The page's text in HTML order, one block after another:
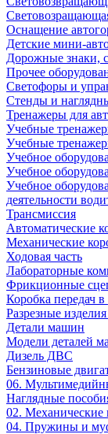
Оснащение
Детские мини-
Дорожные знаки,
Прочее
Светофоры и
Стенды и
Тренажеры для
Учебные
Учебные
Учебное
Учебное
Учебное
деятельности
Трансмиссия
Автоматические
Механические
Ходовая часть
Лабораторные
Фрикционные
Коробка передач в
Разрезные
Детали машин
Модели деталей
Дизель ДВС
Бензиновые
06.
Наглядные
02. Механические
04. Пружины и